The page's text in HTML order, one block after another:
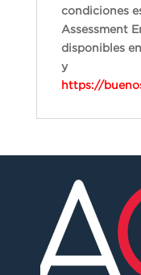
condiciones
Assessment
disponibles en
y
https://